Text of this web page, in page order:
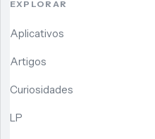
EXPLORAR
Aplicativos
Artigos
Curiosidades
LP